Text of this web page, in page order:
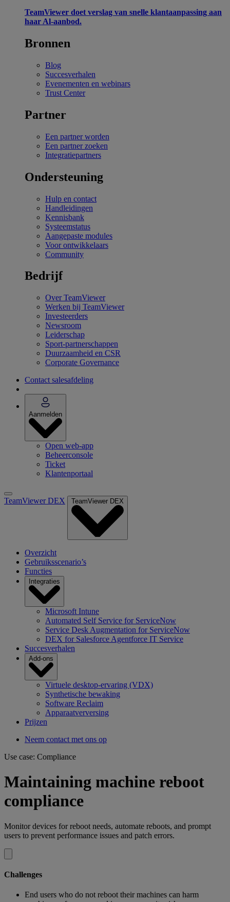
TeamViewer doet verslag van snelle klantaanpassing aan
haar Al-aanbod.
Bronnen
Blog
Succesverhalen
Evenementen en webinars
Trust Center
Partner
Een partner worden
Een partner zoeken
Integratiepartners
Ondersteuning
Hulp en contact
Handleidingen
Kennisbank
Systeemstatus
Aangepaste modules
Voor ontwikkelaars
Community
Bedrijf
Over TeamViewer
Werken bij TeamViewer
Investeerders
Newsroom
Leiderschap
Sport-partnerschappen
Duurzaamheid en CSR
Corporate Governance
Contact salesafdeling
Aanmelden
Open web-app
Beheerconsole
Ticket
Klantenportaal
TeamViewer DEX TeamViewer DEX
Overzicht
Gebruiksscenario’s
Functies
Integraties
Microsoft Intune
Automated Self Service for ServiceNow
Service Desk Augmentation for ServiceNow
DEX for Salesforce Agentforce IT Service
Succesverhalen
Add-ons
Virtuele desktop-ervaring (VDX)
Synthetische bewaking
Software Reclaim
Apparaatverversing
Prijzen
Neem contact met ons op
Use case: Compliance
Maintaining machine reboot
compliance
Monitor devices for reboot needs, automate reboots, and prompt
users to prevent performance issues and patch errors.
Challenges
End users who do not reboot their machines can harm